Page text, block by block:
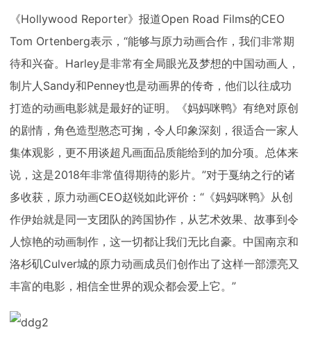
《Hollywood Reporter》报道Open Road Films的CEO
Tom Ortenberg表示，“能够与原力动画合作，我们非常期
待和兴奋。Harley是非常有全局眼光及梦想的中国动画人，
制片人Sandy和Penney也是动画界的传奇，他们以往成功
打造的动画电影就是最好的证明。《妈妈咪鸭》有绝对原创
的剧情，角色造型憨态可掬，令人印象深刻，很适合一家人
集体观影，更不用谈超凡画面品质能给到的加分项。总体来
说，这是2018年非常值得期待的影片。”对于戛纳之行的诸
多收获，原力动画CEO赵锐如此评价：“《妈妈咪鸭》从创
作伊始就是同一支团队的跨国协作，从艺术效果、故事到令
人惊艳的动画制作，这一切都让我们无比自豪。中国南京和
洛杉矶Culver城的原力动画成员们创作出了这样一部漂亮又
丰富的电影，相信全世界的观众都会爱上它。”